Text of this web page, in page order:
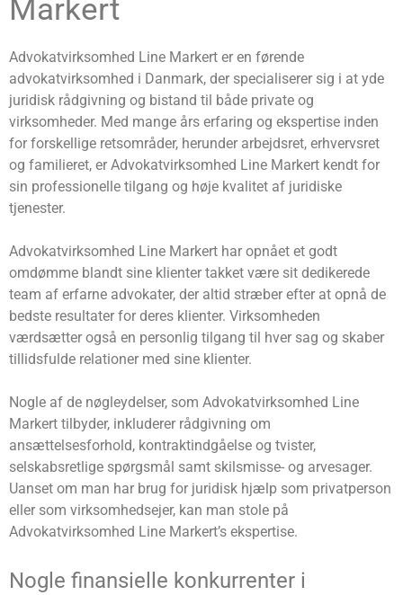
Markert
Advokatvirksomhed Line Markert er en førende
advokatvirksomhed i Danmark, der specialiserer sig i at yde
juridisk rådgivning og bistand til både private og
virksomheder. Med mange års erfaring og ekspertise inden
for forskellige retsområder, herunder arbejdsret, erhvervsret
og familieret, er Advokatvirksomhed Line Markert kendt for
sin professionelle tilgang og høje kvalitet af juridiske
tjenester.
Advokatvirksomhed Line Markert har opnået et godt
omdømme blandt sine klienter takket være sit dedikerede
team af erfarne advokater, der altid stræber efter at opnå de
bedste resultater for deres klienter. Virksomheden
værdsætter også en personlig tilgang til hver sag og skaber
tillidsfulde relationer med sine klienter.
Nogle af de nøgleydelser, som Advokatvirksomhed Line
Markert tilbyder, inkluderer rådgivning om
ansættelsesforhold, kontraktindgåelse og tvister,
selskabsretlige spørgsmål samt skilsmisse- og arvesager.
Uanset om man har brug for juridisk hjælp som privatperson
eller som virksomhedsejer, kan man stole på
Advokatvirksomhed Line Markert’s ekspertise.
Nogle finansielle konkurrenter i